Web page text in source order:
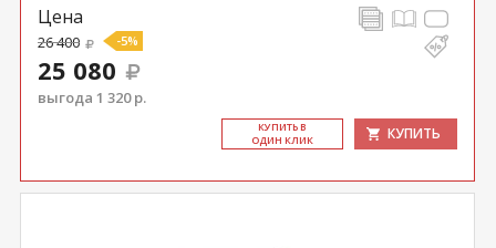
Цена
26 400 -5%
25 080
выгода 1 320 р.
КУ­ПИТЬ В
ОДИН КЛИК
КУПИТЬ